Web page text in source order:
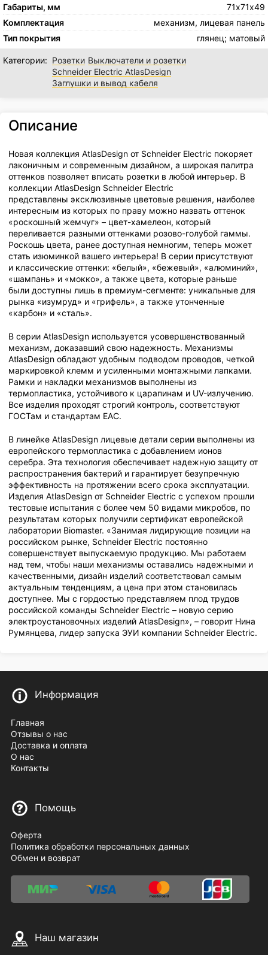
Габариты, мм
71х71х49
Комплектация
механизм, лицевая панель
Тип покрытия
глянец; матовый
Категории: Розетки Выключатели и розетки
Schneider Electric AtlasDesign
Заглушки и вывод кабеля
Описание
Новая коллекция AtlasDesign от Schneider Electric покоряет
лаконичным и современным дизайном, а широкая палитра
оттенков позволяет вписать розетки в любой интерьер. В
коллекции AtlasDesign Schneider Electric
представлены эксклюзивные цветовые решения, наиболее
интересным из которых по праву можно назвать оттенок
«роскошный жемчуг» – цвет-хамелеон, который
переливается разными оттенками розово-голубой гаммы.
Роскошь цвета, ранее доступная немногим, теперь может
стать изюминкой вашего интерьера! В серии присутствуют
и классические оттенки: «белый», «бежевый», «алюминий»,
«шампань» и «мокко», а также цвета, которые раньше
были доступны лишь в премиум-сегменте: уникальные для
рынка «изумруд» и «грифель», а также утонченные
«карбон» и «сталь».
В серии AtlasDesign используется усовершенствованный
механизм, доказавший свою надежность. Механизмы
AtlasDesign обладают удобным подводом проводов, четкой
маркировкой клемм и усиленными монтажными лапками.
Рамки и накладки механизмов выполнены из
термопластика, устойчивого к царапинам и UV-излучению.
Все изделия проходят строгий контроль, соответствуют
ГОСТам и стандартам ЕАС.
В линейке AtlasDesign лицевые детали серии выполнены из
европейского термопластика c добавлением ионов
серебра. Эта технология обеспечивает надежную защиту от
распространения бактерий и гарантирует безупречную
эффективность на протяжении всего срока эксплуатации.
Изделия AtlasDesign от Schneider Electric с успехом прошли
тестовые испытания с более чем 50 видами микробов, по
результатам которых получили сертификат европейской
лаборатории Biomaster. «Занимая лидирующие позиции на
российском рынке, Schneider Electric постоянно
совершенствует выпускаемую продукцию. Мы работаем
над тем, чтобы наши механизмы оставались надежными и
качественными, дизайн изделий соответствовал самым
актуальным тенденциям, а цена при этом становилась
доступнее. Мы с гордостью представляем плод трудов
российской команды Schneider Electric – новую серию
электроустановочных изделий AtlasDesign», – говорит Нина
Румянцева, лидер запуска ЭУИ компании Schneider Electric.
Информация
Главная
Отзывы о нас
Доставка и оплата
О нас
Контакты
Помощь
Оферта
Политика обработки персональных данных
Обмен и возврат
Наш магазин